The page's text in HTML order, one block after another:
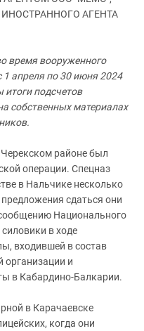
И ПРОТЕСТЫ
АГЕНТА
время вооруженного
апреля по 30 июня 2024
итоги подсчетов
собственных материалах
районе был
операции. Спецназ
в Нальчике несколько
сдаться они
Национального
в ходе
входившей в состав
организации и
в Кабардино-Балкарии.
в Карачаевске
когда они